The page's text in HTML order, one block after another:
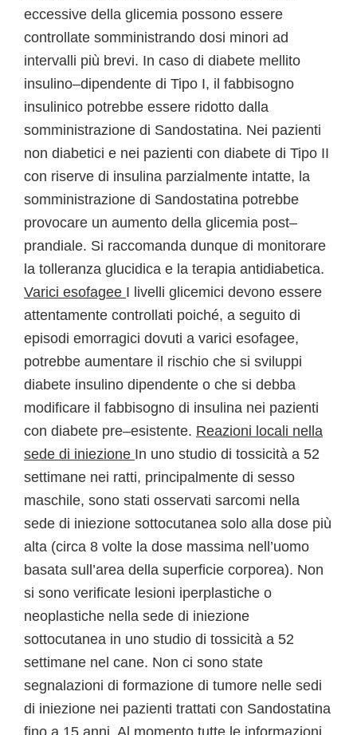
eccessive della glicemia possono essere
controllate somministrando dosi minori ad
intervalli più brevi. In caso di diabete mellito
insulino–dipendente di Tipo I, il fabbisogno
insulinico potrebbe essere ridotto dalla
somministrazione di Sandostatina. Nei pazienti
non diabetici e nei pazienti con diabete di Tipo II
con riserve di insulina parzialmente intatte, la
somministrazione di Sandostatina potrebbe
provocare un aumento della glicemia post–
prandiale. Si raccomanda dunque di monitorare
la tolleranza glucidica e la terapia antidiabetica.
Varici esofagee I livelli glicemici devono essere
attentamente controllati poiché, a seguito di
episodi emorragici dovuti a varici esofagee,
potrebbe aumentare il rischio che si sviluppi
diabete insulino dipendente o che si debba
modificare il fabbisogno di insulina nei pazienti
con diabete pre–esistente. Reazioni locali nella
sede di iniezione In uno studio di tossicità a 52
settimane nei ratti, principalmente di sesso
maschile, sono stati osservati sarcomi nella
sede di iniezione sottocutanea solo alla dose più
alta (circa 8 volte la dose massima nell’uomo
basata sull’area della superficie corporea). Non
si sono verificate lesioni iperplastiche o
neoplastiche nella sede di iniezione
sottocutanea in uno studio di tossicità a 52
settimane nel cane. Non ci sono state
segnalazioni di formazione di tumore nelle sedi
di iniezione nei pazienti trattati con Sandostatina
fino a 15 anni. Al momento tutte le informazioni